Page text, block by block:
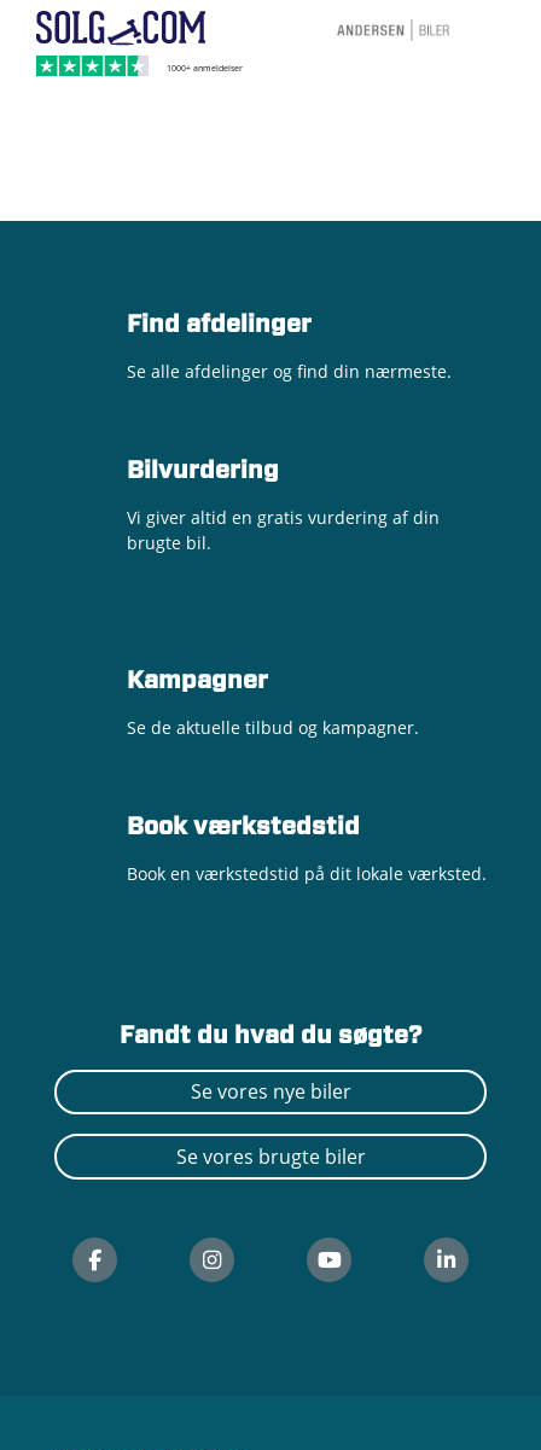
Find afdelinger
Se alle afdelinger og find din nærmeste.
Bilvurdering
Vi giver altid en gratis vurdering af din
brugte bil.
Kampagner
Se de aktuelle tilbud og kampagner.
Book værkstedstid
Book en værkstedstid på dit lokale værksted.
Fandt du hvad du søgte?
Se vores nye biler
Se vores brugte biler